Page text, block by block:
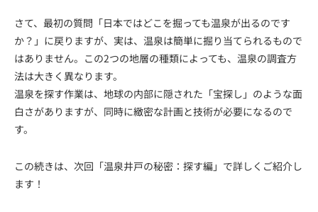
さて、最初の質問「日本ではどこを掘っても温泉が出るのです
か？」に戻りますが、実は、温泉は簡単に掘り当てられるもので
はありません。この2つの地層の種類によっても、温泉の調査方
法は大きく異なります。
温泉を探す作業は、地球の内部に隠された「宝探し」のような面
白さがありますが、同時に緻密な計画と技術が必要になるので
す。
この続きは、次回「温泉井戸の秘密：探す編」で詳しくご紹介し
ます！